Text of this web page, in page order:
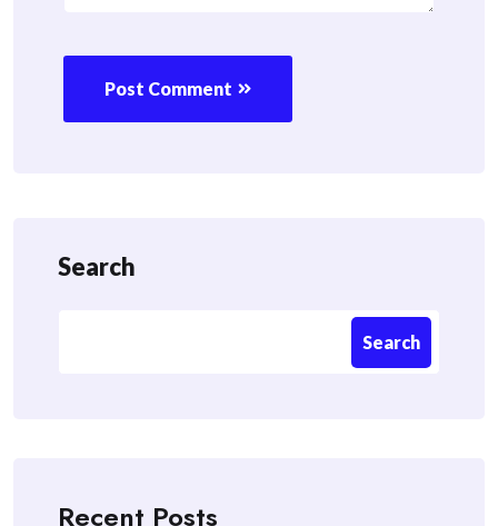
Post Comment
Search
Search
Recent Posts